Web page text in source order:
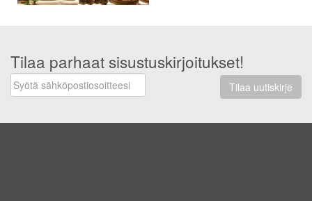
Tilaa parhaat sisustuskirjoitukset!
Tilaa uutiskirje